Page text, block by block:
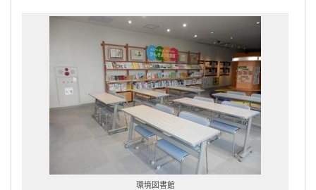
環境図書館